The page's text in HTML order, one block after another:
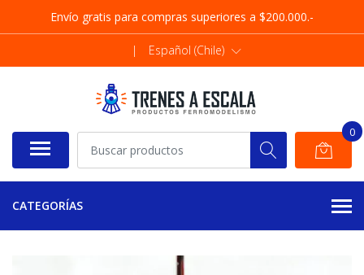
Envío gratis para compras superiores a $200.000.-
| Español (Chile)
0
CATEGORÍAS